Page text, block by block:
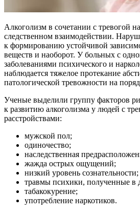
Алкоголизм в сочетании с тревогой
следственном взаимодействии.
к формированию устойчивой
веществ и наоборот. У больных с
заболеваниями психического и
наблюдается тяжелое протекание
патологической тревожности на
Ученые выделили группу факторов
к развитию алкоголизма у людей с
расстройствами:
мужской пол;
одиночество;
наследственная
жажда острых ощущений;
низкий уровень сознательности;
травмы психики, полученные в
табакокурение;
употребление наркотиков.